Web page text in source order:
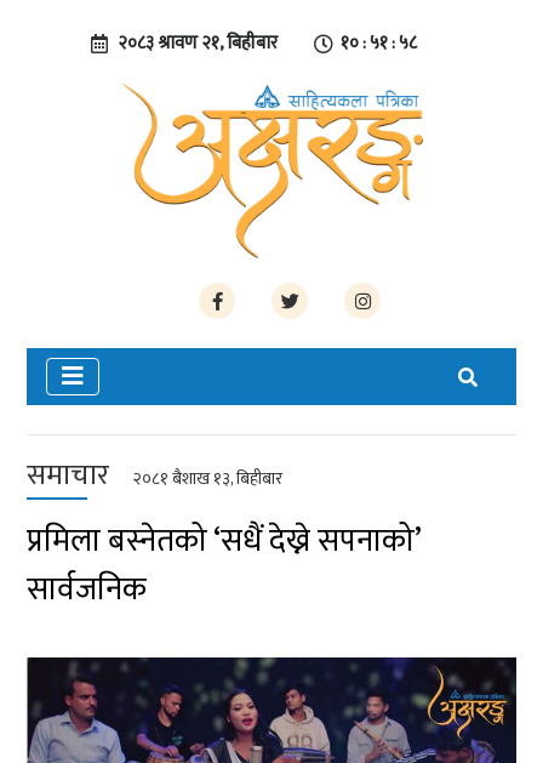
२०८३ श्रावण २१, बिहीबार १० : ५१ : ५८
समाचार २०८१ बैशाख १३, बिहीबार
प्रमिला बस्नेतको ‘सधैं देख्ने सपनाको’
सार्वजनिक